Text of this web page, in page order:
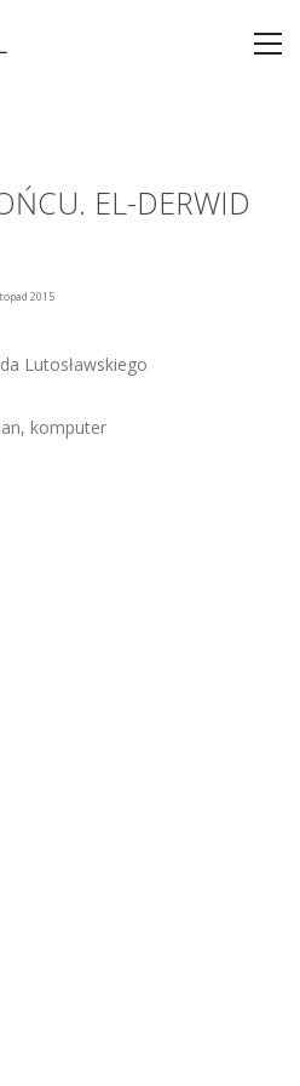
EL-DERWID
2015
Lutosławskiego
komputer